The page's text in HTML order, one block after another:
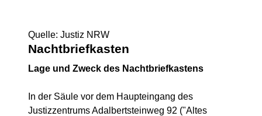
Quelle: Justiz NRW
Nachtbriefkasten
Lage und Zweck des Nachtbriefkastens
In der Säule vor dem Haupteingang des
Justizzentrums Adalbertsteinweg 92 ("Altes